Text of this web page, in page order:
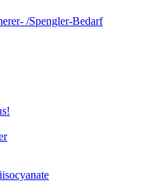
/Spengler-Bedarf